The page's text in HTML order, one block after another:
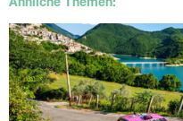
Ähnliche Themen: